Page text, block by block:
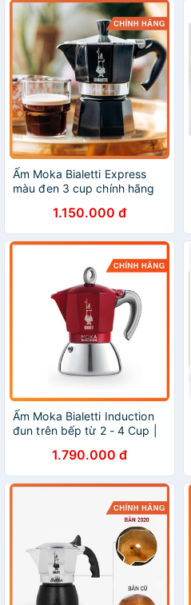
Ấm Moka Bialetti Express
màu đen 3 cup chính hãng
1.150.000 đ
Ấm Moka Bialetti Induction
đun trên bếp từ 2 - 4 Cup |
chính hãng.1.790.000 đ